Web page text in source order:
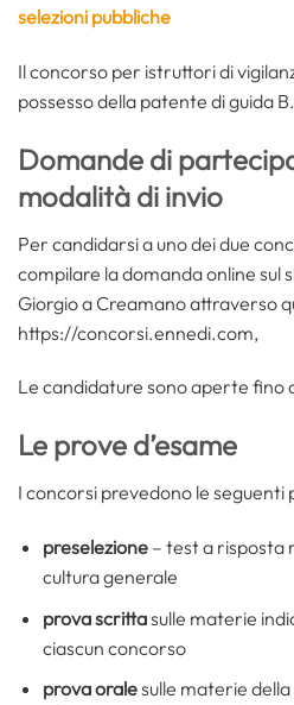
selezioni pubbliche
Il concorso per istruttori di
possesso della patente di guida B.
Domande di
modalità di invio
Per candidarsi a uno dei due
compilare la domanda online sul
Giorgio a Creamano attraverso
https://concorsi.ennedi.com,
Le candidature sono aperte fino
Le prove d’esame
I concorsi prevedono le seguenti
preselezione– test a risposta
cultura generale
prova scrittasulle materie
ciascun concorso
prova oralesulle materie